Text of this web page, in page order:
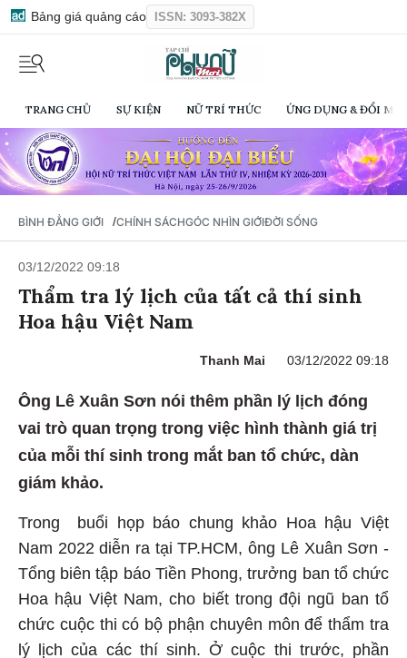
Bảng giá quảng cáo ISSN: 3093-382X
TRANG CHỦ SỰ KIỆN NỮ TRÍ THỨC ỨNG DỤNG & ĐỔI
BÌNH ĐẲNG GIỚI /CHÍNH SÁCHGÓC NHÌN GIỚIĐỜI SỐNG
03/12/2022 09:18
Thẩm tra lý lịch của tất cả thí sinh
Hoa hậu Việt Nam
Thanh Mai 03/12/2022 09:18
Ông Lê Xuân Sơn nói thêm phần lý lịch đóng
vai trò quan trọng trong việc hình thành giá trị
của mỗi thí sinh trong mắt ban tổ chức, dàn
giám khảo.
Trong buổi họp báo chung khảo Hoa hậu Việt
Nam 2022 diễn ra tại TP.HCM, ông Lê Xuân Sơn -
Tổng biên tập báo Tiền Phong, trưởng ban tổ chức
Hoa hậu Việt Nam, cho biết trong đội ngũ ban tổ
chức cuộc thi có bộ phận chuyên môn để thẩm tra
lý lịch của các thí sinh. Ở cuộc thi trước, phần